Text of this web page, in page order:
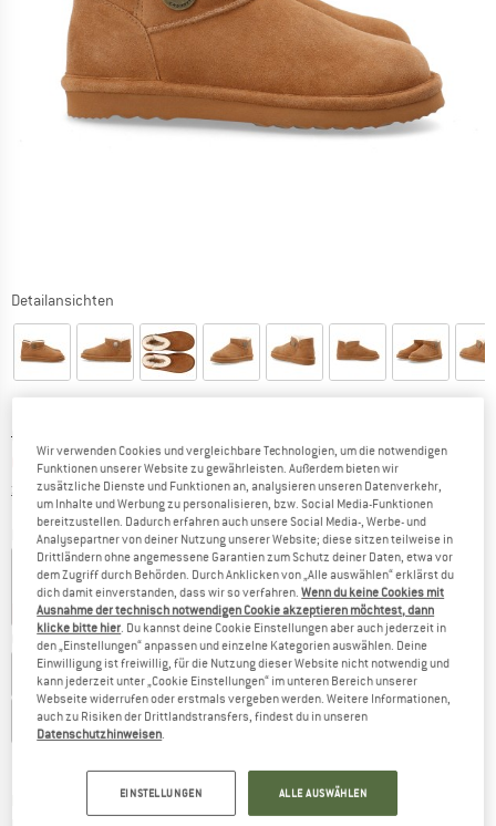
Detailansichten
Ursprünglicher Preis :
CHF
Preis:
CHF53.98 inkl. MwSt., zollfreie Lieferung
zzgl. VersandkostenInformationen zu den Versandkosten. Öffnet sich in
Farbe:Tan
55% 55%
Grösse: EU40
EU36 EU37 EU38 EU39 EU40
EU41
Lieferzeit: 3-5 WerktageDer Link öffnet sich in einer Infobox und
Wir verwenden Cookies und vergleichbare Technologien, um die notwendigen
Funktionen unserer Website zu gewährleisten. Außerdem bieten wir
zusätzliche Dienste und Funktionen an, analysieren unseren Datenverkehr,
um Inhalte und Werbung zu personalisieren, bzw. Social Media-Funktionen
bereitzustellen. Dadurch erfahren auch unsere Social Media-, Werbe- und
Analysepartner von deiner Nutzung unserer Website; diese sitzen teilweise in
Drittländern ohne angemessene Garantien zum Schutz deiner Daten, etwa vor
dem Zugriff durch Behörden. Durch Anklicken von „Alle auswählen“ erklärst du
dich damit einverstanden, dass wir so verfahren.Wenn du keine Cookies mit
Ausnahme der technisch notwendigen Cookie akzeptieren möchtest, dann
klicke bitte hier . Du kannst deine Cookie Einstellungen aber auch jederzeit in
den „Einstellungen“ anpassen und einzelne Kategorien auswählen. Deine
Einwilligung ist freiwillig, für die Nutzung dieser Website nicht notwendig und
kann jederzeit unter „Cookie Einstellungen“ im unteren Bereich unserer
Webseite widerrufen oder erstmals vergeben werden. Weitere Informationen,
auch zu Risiken der Drittlandstransfers, findest du in unseren
Datenschutzhinweisen
EINSTELLUNGEN ALLE AUSWÄHLEN